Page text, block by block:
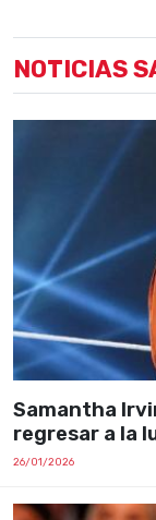
NOTICIAS
Samantha
regresar a la
26/01/2026